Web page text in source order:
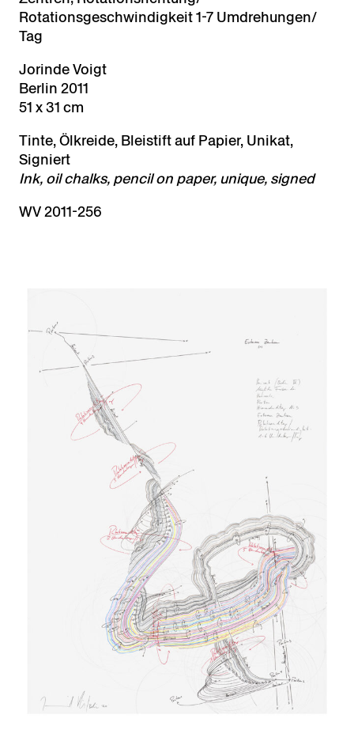
Rotationsgeschwindigkeit 1-7 Umdrehungen/
Tag
Jorinde Voigt
Berlin 2011
51 x 31 cm
Tinte, Ölkreide, Bleistift auf Papier, Unikat,
Signiert
Ink, oil chalks, pencil on paper, unique, signed
WV 2011-256